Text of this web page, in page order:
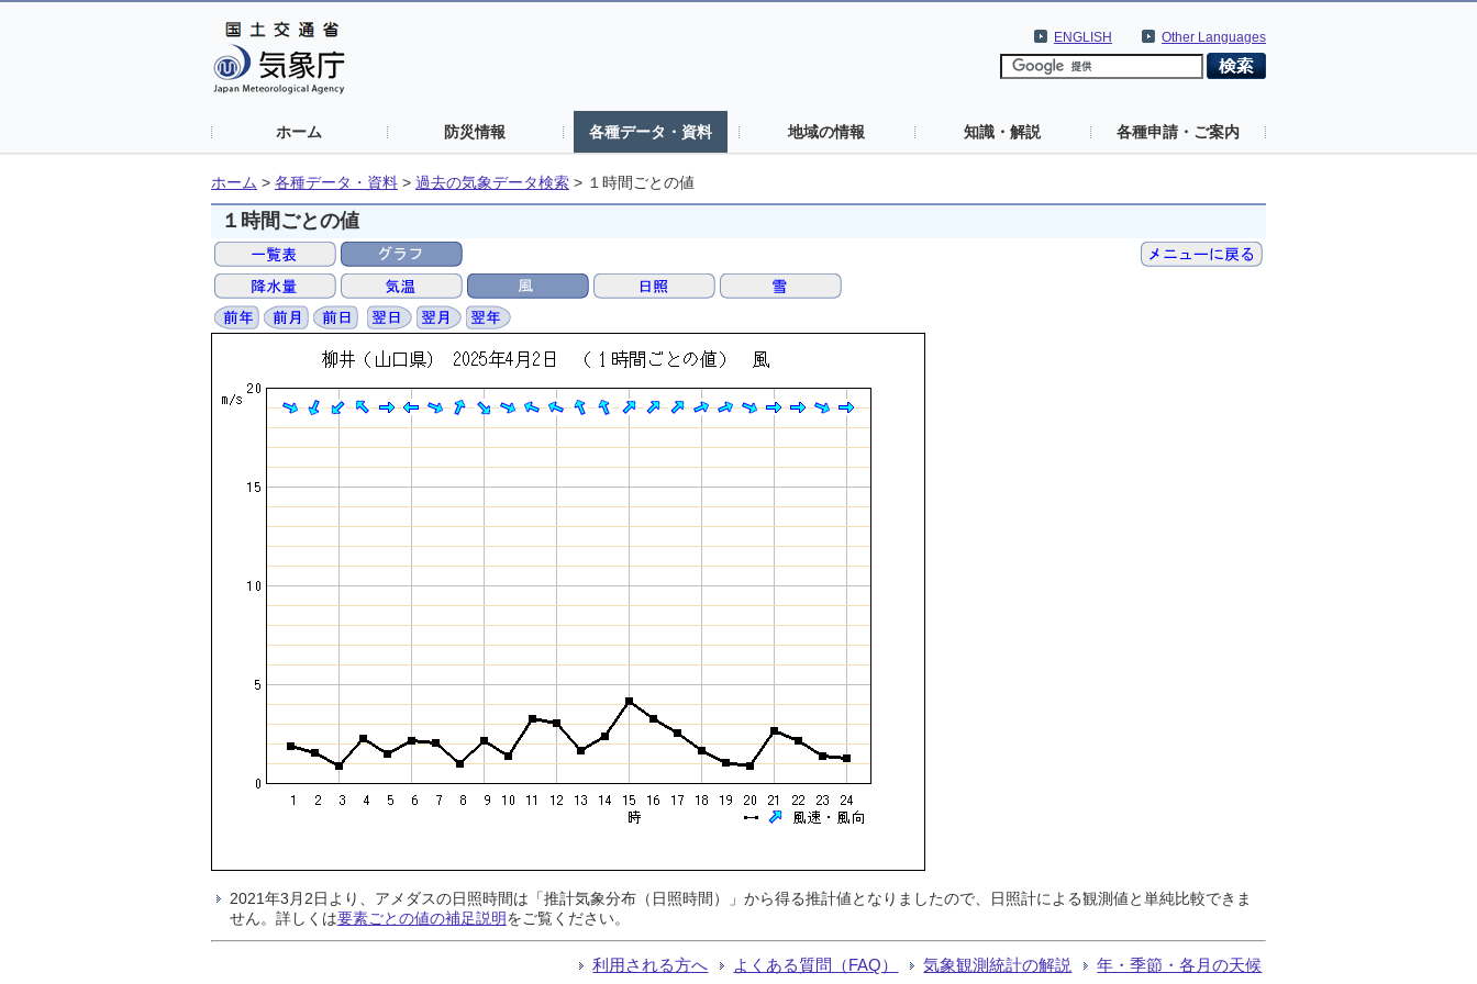
Other Languages
ENGLISH
ホーム 防災情報 各種データ・資料 地域の情報 知識・解説 各種申請・ご案内
ホーム > 各種データ・資料 > 過去の気象データ検索 > １時間ごとの値
１時間ごとの値
2021年3月2日より、アメダスの日照時間は「推計気象分布（日照時間）」から得る推計値となりましたので、日照計による観測値と単純比較できま
せん。詳しくは要素ごとの値の補足説明をご覧ください。
利用される方へ よくある質問（FAQ） 気象観測統計の解説 年・季節・各月の天候